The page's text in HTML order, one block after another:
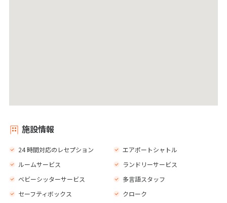
施設情報
24 時間対応のレセプション
エアポートシャトル
ルームサービス
ランドリーサービス
ベビーシッターサービス
多言語スタッフ
セーフティボックス
クローク